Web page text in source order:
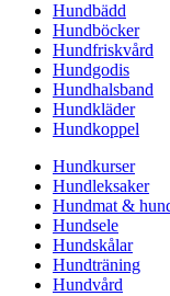
Hundbädd
Hundböcker
Hundfriskvård
Hundgodis
Hundhalsband
Hundkläder
Hundkoppel
Hundkurser
Hundleksaker
Hundmat &
Hundsele
Hundskålar
Hundträning
Hundvård